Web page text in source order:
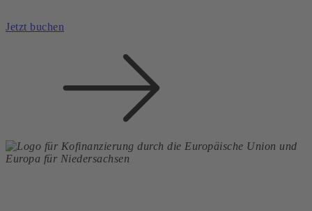
Jetzt buchen